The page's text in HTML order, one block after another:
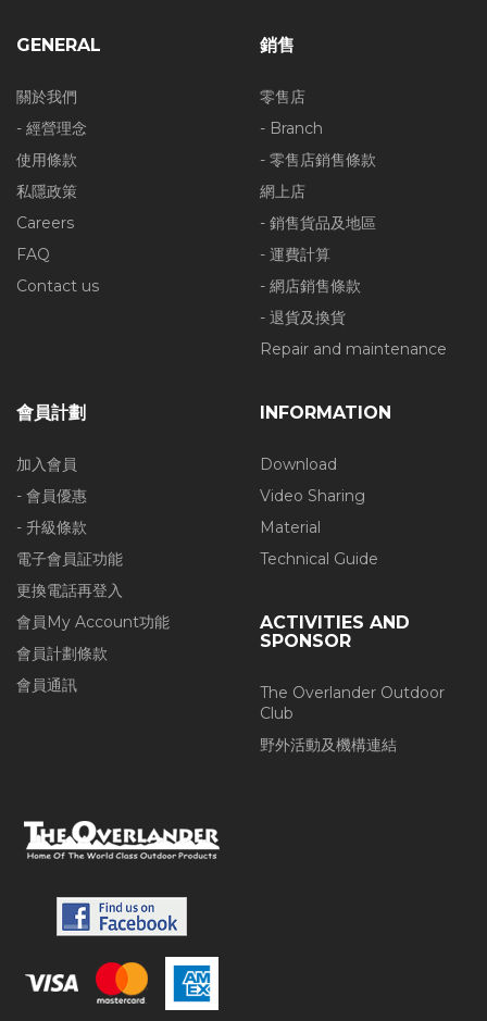
GENERAL
關於我們
- 經營理念
使用條款
私隱政策
Careers
FAQ
Contact us
銷售
零售店
- Branch
- 零售店銷售條款
網上店
- 銷售貨品及地區
- 運費計算
- 網店銷售條款
- 退貨及換貨
Repair and maintenance
會員計劃
加入會員
- 會員優惠
- 升級條款
電子會員証功能
更換電話再登入
會員My Account功能
會員計劃條款
會員通訊
INFORMATION
Download
Video Sharing
Material
Technical Guide
ACTIVITIES AND
SPONSOR
The Overlander Outdoor
Club
野外活動及機構連結